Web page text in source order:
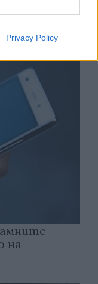
Privacy Policy
в
на